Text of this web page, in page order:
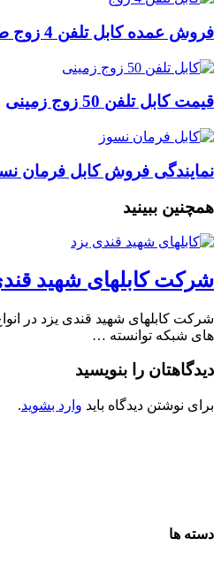
فروش عمده کابل تلفن 4 زوج طوسی رویان
قیمت کابل تلفن 50 زوج زمینی
نمایندگی فروش کابل فرمان
همچنین ببینید
شرکت کابلهای شهید
شرکت کابلهای شهید قندی یزد در
های شبکه توانسته …
دیدگاهتان را بنویسید
برای نوشتن دیدگاه باید وارد بشوید.
دسته ها